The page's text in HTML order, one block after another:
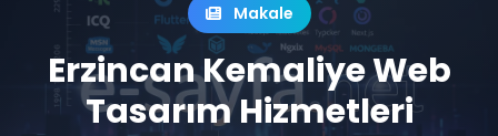
Makale
Erzincan Kemaliye Web
Tasarım Hizmetleri